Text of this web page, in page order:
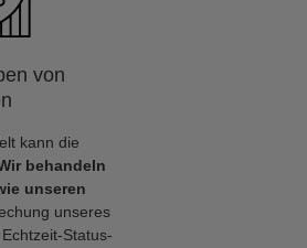
von
kann die
behandeln
unseren
unseres
Status-